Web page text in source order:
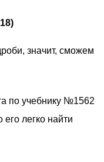
значит, сможем
№1562
легко найти